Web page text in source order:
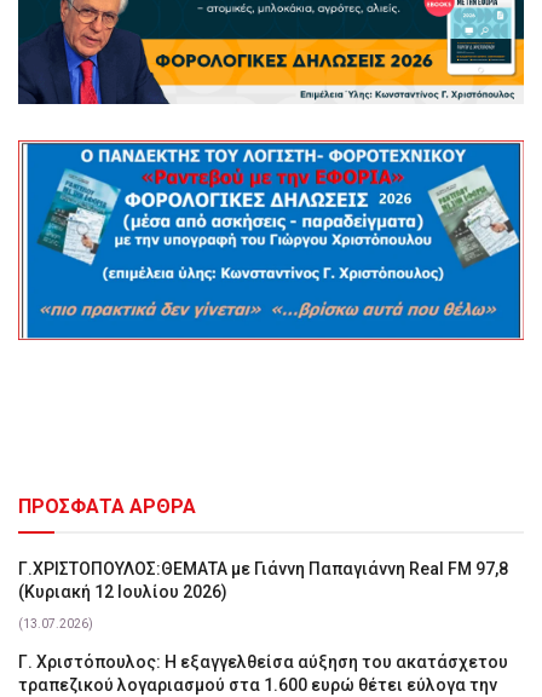
ΠΡΟΣΦΑΤΑ ΑΡΘΡΑ
Γ.ΧΡΙΣΤΟΠΟΥΛΟΣ:ΘΕΜΑΤΑ με Γιάννη Παπαγιάννη Real FM 97,8
(Κυριακή 12 Ιουλίου 2026)
(13.07.2026)
Γ. Χριστόπουλος: Η εξαγγελθείσα αύξηση του ακατάσχετου
τραπεζικού λογαριασμού στα 1.600 ευρώ θέτει εύλογα την